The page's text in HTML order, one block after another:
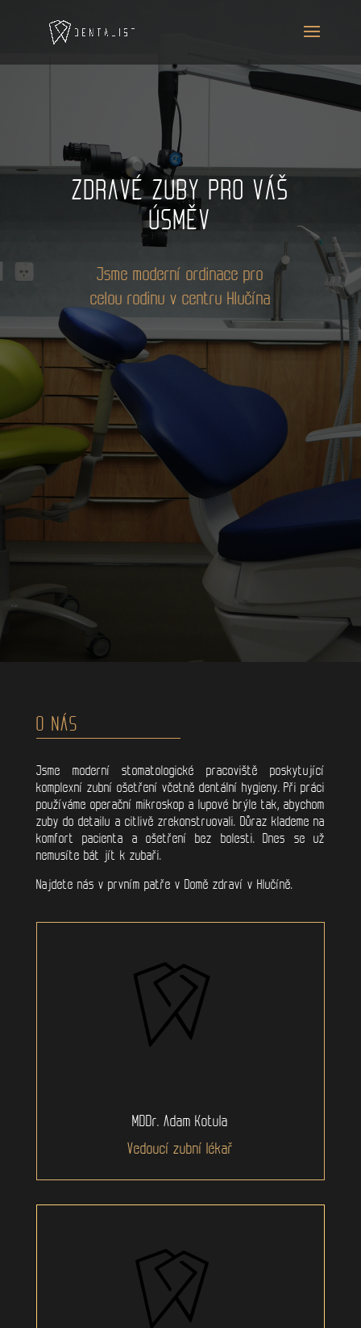
ZDRAVÉ ZUBY PRO VÁŠ
ÚSMĚV
Jsme moderní ordinace pro
celou rodinu v centru Hlučína
O NÁS
Jsme moderní stomatologické pracoviště poskytující
komplexní zubní ošetření včetně dentální hygieny. Při práci
používáme operační mikroskop a lupové brýle tak, abychom
zuby do detailu a citlivě zrekonstruovali. Důraz klademe na
komfort pacienta a ošetření bez bolesti. Dnes se už
nemusíte bát jít k zubaři.
Najdete nás v prvním patře v Domě zdraví v Hlučíně.
MDDr. Adam Kotula
Vedoucí zubní lékař